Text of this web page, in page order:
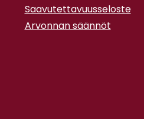
Saavutettavuusseloste
Arvonnan säännöt